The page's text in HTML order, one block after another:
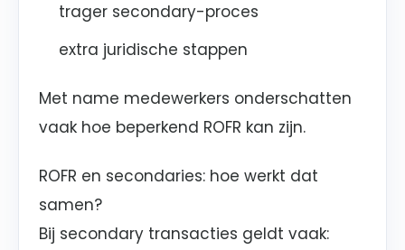
trager secondary-proces
extra juridische stappen
Met name medewerkers onderschatten
vaak hoe beperkend ROFR kan zijn.
ROFR en secondaries: hoe werkt dat
samen?
Bij secondary transacties geldt vaak: